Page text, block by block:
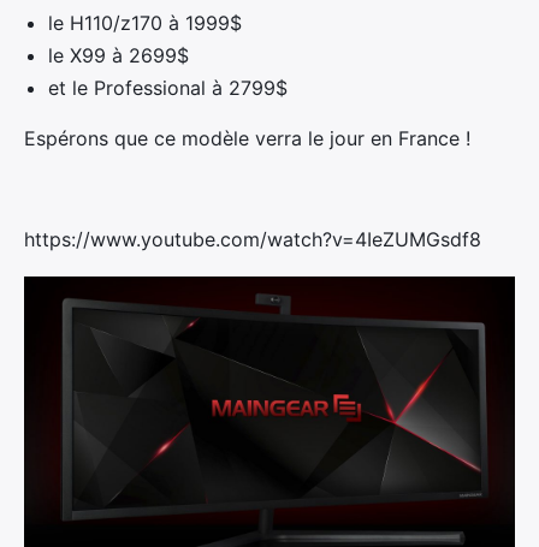
le H110/z170 à 1999$
le X99 à 2699$
et le Professional à 2799$
Espérons que ce modèle verra le jour en France !
https://www.youtube.com/watch?v=4IeZUMGsdf8
Rechercher